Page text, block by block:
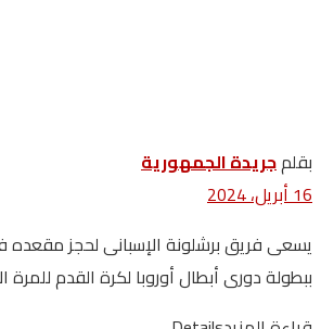
بقلمجريدة الجمهورية
16 أبريل، 2024
يسعى فريق برشلونة الإسبانى لحجز مقعده
ببطولة دورى أبطال أوروبا لكرة القدم